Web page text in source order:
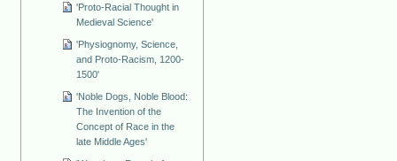
'Proto-Racial Thought in
Medieval Science'
'Physiognomy, Science,
and Proto-Racism, 1200-
1500'
'Noble Dogs, Noble Blood:
The Invention of the
Concept of Race in the
late Middle Ages'